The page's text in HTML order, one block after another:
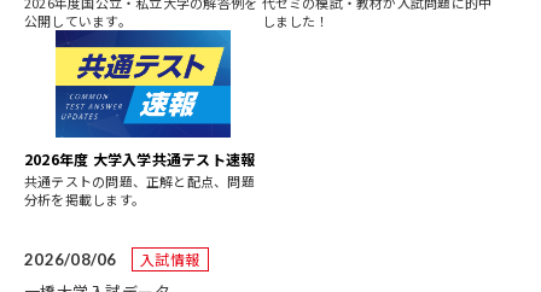
公開しています。
しました！
2026年度 大学入学共通テスト速報
共通テストの問題、正解と配点、問題
分析を掲載します。
2026/08/06 入試情報